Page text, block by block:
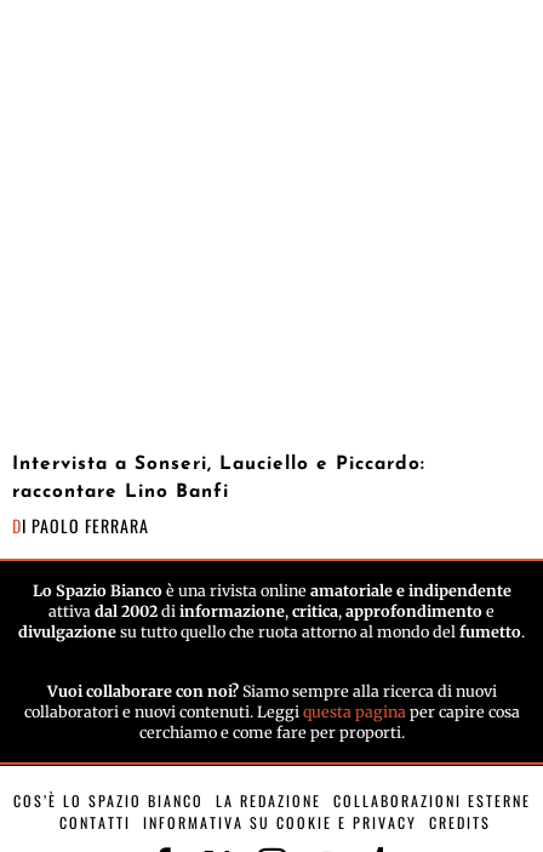
Intervista a Sonseri, Lauciello e Piccardo:
raccontare Lino Banfi
DI PAOLO FERRARA
Lo Spazio Biancoè una rivista online amatoriale e indipendente
attiva dal 2002 di informazione, critica, approfondimento e
divulgazione su tutto quello che ruota attorno al mondo del fumetto.
Vuoi collaborare con noi? Siamo sempre alla ricerca di nuovi
collaboratori e nuovi contenuti. Leggi questa paginaper capire cosa
cerchiamo e come fare per proporti.
COS’È LO SPAZIO BIANCO LA REDAZIONE
COLLABORAZIONI ESTERNE
CONTATTI
INFORMATIVA SU COOKIE E PRIVACY CREDITS